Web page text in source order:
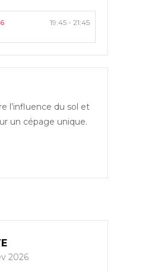
19:45 - 21:45
l’influence du sol et
un cépage unique.
2026